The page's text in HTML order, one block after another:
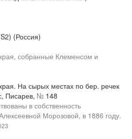
(Россия)
собранные Клеменсом и
На сырых местах по бер. речек
Писарев, № 148
в собственность
Морозовой, в 1886 году.